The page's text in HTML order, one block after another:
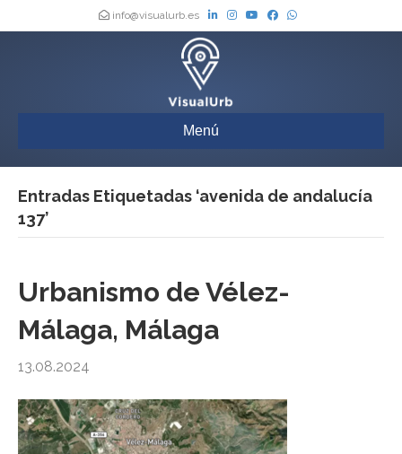
info@visualurb.es
Menú
Entradas Etiquetadas ‘avenida de andalucía
137’
Urbanismo de Vélez-
Málaga, Málaga
13.08.2024